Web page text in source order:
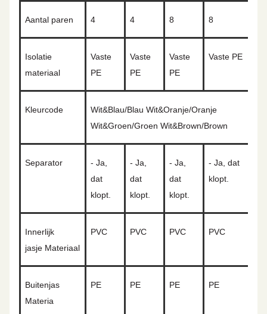
Aantal paren 4 4 8 8
Isolatie
materiaal
Vaste
PE
Vaste
PE
Vaste
PE
Vaste PE
Kleurcode
Wit&Blau/Blau Wit&Oranje/Oranje
Wit&Groen/Groen Wit&Brown/Brown
Separator
- Ja,
dat
klopt.
- Ja,
dat
klopt.
- Ja,
dat
klopt.
- Ja, dat
klopt.
Innerlijk
jasje Materiaal
PVC PVC PVC PVC
Buitenjas
Materia
PE PE PE PE